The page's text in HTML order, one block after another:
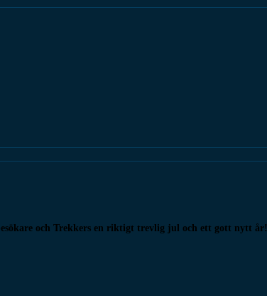
och Trekkers en riktigt trevlig jul och ett gott nytt år!